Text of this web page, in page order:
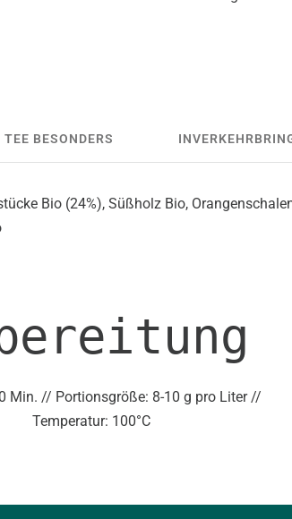
BESONDERS
Bio (24%), Süßholz Bio,
Min. // Portionsgröße: 8-10 g pro Liter //
Temperatur: 100°C